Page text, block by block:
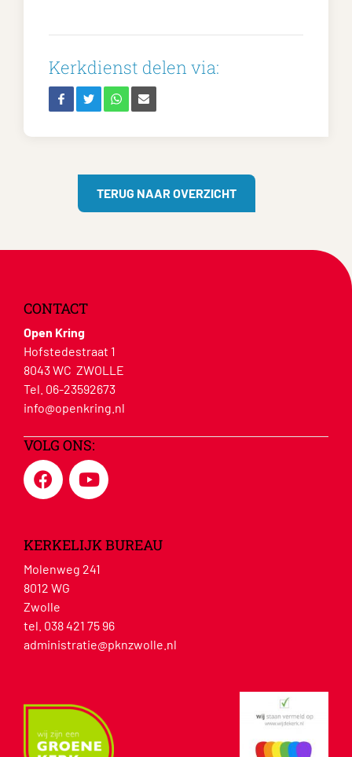
Kerkdienst delen via:
TERUG NAAR OVERZICHT
CONTACT
Open Kring
Hofstedestraat 1
8043 WC ZWOLLE
Tel. 06-23592673
info@openkring.nl
VOLG ONS:
KERKELIJK BUREAU
Molenweg 241
8012 WG
Zwolle
tel. 038 421 75 96
administratie@pknzwolle.nl